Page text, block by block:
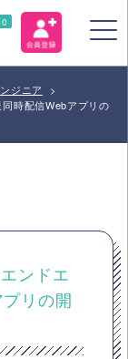
0
ジニア
>
時配信Webアプリの
ンドエ
リの開